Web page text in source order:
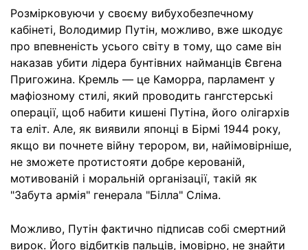
Розмірковуючи у своєму вибухобезпечному
кабінеті, Володимир Путін, можливо, вже шкодує
про впевненість усього світу в тому, що саме він
наказав убити лідера бунтівних найманців Євгена
Пригожина. Кремль — це Каморра, парламент у
мафіозному стилі, який проводить гангстерські
операції, щоб набити кишені Путіна, його олігархів
та еліт. Але, як виявили японці в Бірмі 1944 року,
якщо ви почнете війну терором, ви, найімовірніше,
не зможете протистояти добре керованій,
мотивованій і моральній організації, такій як
"Забута армія" генерала "Білла" Сліма.
Можливо, Путін фактично підписав собі смертний
вирок. Його відбитків пальців, імовірно, не знайти